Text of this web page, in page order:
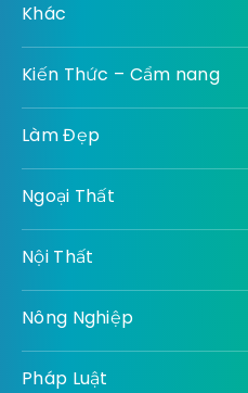
Khác
Kiến Thức – Cẩm nang
Làm Đẹp
Ngoại Thất
Nội Thất
Nông Nghiệp
Pháp Luật